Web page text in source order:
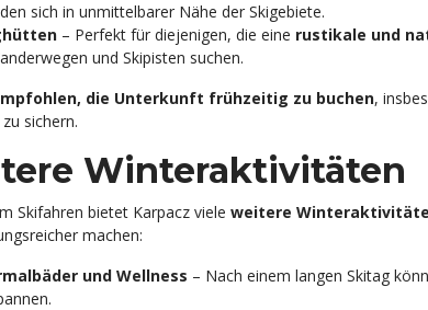
sich in unmittelbarer Nähe der Skigebiete.
– Perfekt für diejenigen, die eine rustikale und
und Skipisten suchen.
die Unterkunft frühzeitig zu buchen,
sichern.
Winteraktivitäten
Skifahren bietet Karpacz viele weitere
machen:
und Wellness – Nach einem langen Skitag